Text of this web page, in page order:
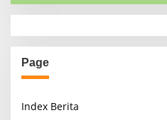
Page
Index Berita